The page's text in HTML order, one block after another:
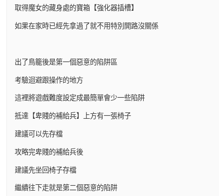
取得魔女的藏身處的寶箱【強化器插槽】
如果在家時已經先拿過了就不用特別開路沒關係
出了鳥籠後是第一個惡意的陷阱區
考驗迴避跟操作的地方
這裡將遊戲難度設定成最簡單會少一些陷阱
抵達【卑賤的補給兵】上方有一張椅子
建議可以先存檔
攻略完卑賤的補給兵後
建議先坐回椅子存檔
繼續往下走就是第二個惡意的陷阱